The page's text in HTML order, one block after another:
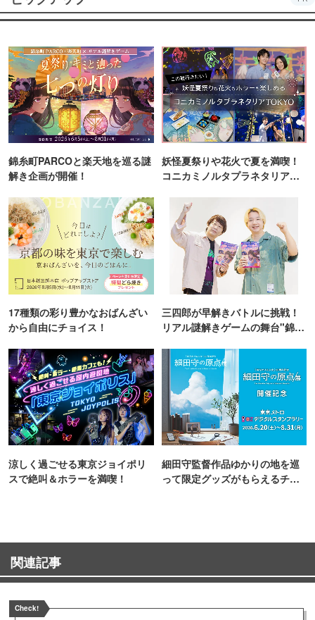
錦糸町PARCOと楽天地を巡る謎
解き企画が開催！
妖怪夏祭りや花火で夏を満喫！
コニカミノルタプラネタリア
17種類の彩り豊かなおばんざい
から自由にチョイス！
三四郎が早解きバトルに挑戦！
リアル謎解きゲームの舞台"錦糸
涼しく過ごせる東京ジョイポリ
スで絶叫＆ホラーを満喫！
細田守監督作品ゆかりの地を巡
って限定グッズがもらえるチャ
関連記事
Check!